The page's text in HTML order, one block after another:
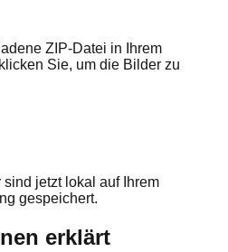
ZIP-Datei in Ihrem
Sie, um die Bilder zu
sind jetzt lokal auf Ihrem
gespeichert.
erklärt